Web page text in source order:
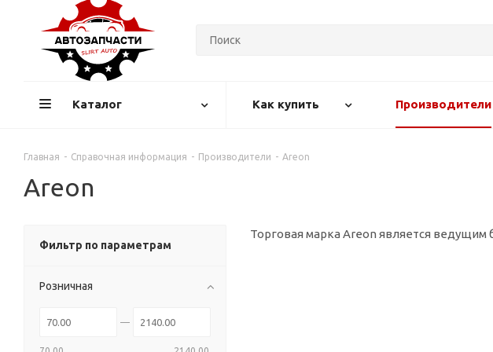
Каталог Как купить Производители
Главная - Справочная информация - Производители - Areon
Areon
Торговая марка Areon является ведущим
Фильтр по параметрам
Розничная